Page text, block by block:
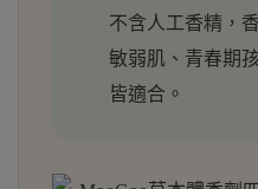
不含人工香精，
敏弱肌、青春期
皆適合。